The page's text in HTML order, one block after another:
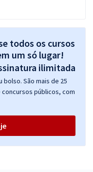
todos os cursos
um só lugar!
São mais de 25
públicos, com